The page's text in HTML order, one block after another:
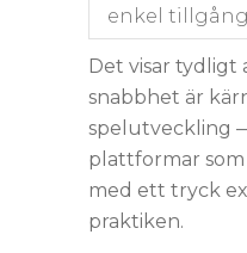
enkel tillgång
Det visar
snabbhet är
spelutveckling
plattformar
med ett tryck
praktiken.